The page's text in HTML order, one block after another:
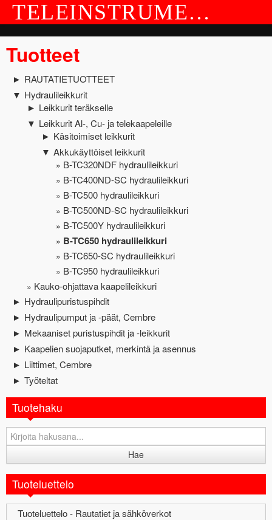
TELEINSTRUMENT OY
TUOTTEET
YRITYS JA YHTEYSTIEDOT
Tuotteet
► RAUTATIETUOTTEET
▼ Hydraulileikkurit
► Leikkurit teräkselle
▼ Leikkurit Al-, Cu- ja telekaapeleille
► Käsitoimiset leikkurit
▼ Akkukäyttöiset leikkurit
B-TC320NDF hydraulileikkuri
B-TC400ND-SC hydraulileikkuri
B-TC500 hydraulileikkuri
B-TC500ND-SC hydraulileikkuri
B-TC500Y hydraulileikkuri
B-TC650 hydraulileikkuri
B-TC650-SC hydraulileikkuri
B-TC950 hydraulileikkuri
Kauko-ohjattava kaapelileikkuri
► Hydraulipuristuspihdit
► Hydraulipumput ja -päät, Cembre
► Mekaaniset puristuspihdit ja -leikkurit
► Kaapelien suojaputket, merkintä ja asennus
► Liittimet, Cembre
► Työteltat
Tuotehaku
Tuoteluettelo
Tuoteluettelo - Rautatiet ja sähköverkot